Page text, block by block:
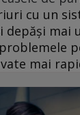
cu un
depăși mai
mai